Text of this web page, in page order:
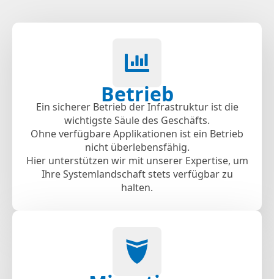
Betrieb
Ein sicherer Betrieb der Infrastruktur ist die
wichtigste Säule des Geschäfts.
Ohne verfügbare Applikationen ist ein Betrieb
nicht überlebensfähig.
Hier unterstützen wir mit unserer Expertise, um
Ihre Systemlandschaft stets verfügbar zu
halten.